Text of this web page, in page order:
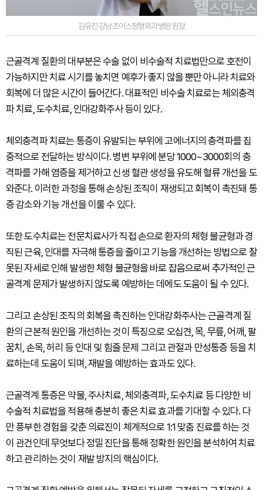
김유진 강남초이스정형외과병원 원장
근골격계 질환의 대부분은 수술 없이 비수술적 치료법만으로 호전이
가능하지만 치료 시기를 놓치면 예후가 좋지 않을 뿐만 아니라 치료와
회복에 더 많은 시간이 들어간다. 대표적인 비수술 치료로는 체외충격
파 치료, 도수치료, 인대강화주사 등이 있다.
체외충격파 치료는 통증이 유발되는 부위에 고에너지의 충격파를 집
중적으로 전달하는 방식이다. 병변 부위에 분당 1000~3000회의 충
격파를 가해 염증을 제거하고 신생 혈관 생성을 유도해 혈류 개선을 도
와준다. 이러한 과정을 통해 손상된 조직이 재생되고 회복이 촉진돼 통
증 감소와 기능 개선을 이룰 수 있다.
또한 도수치료는 전문치료사가 직접 손으로 환자의 체형 불균형과 경
직된 근육, 인대를 자극해 통증을 줄이고 기능을 개선하는 방법으로 잘
못된 자세로 인해 발생한 체형 불균형을 바로 잡음으로써 추가적인 근
골격계 문제가 발생하지 않도록 예방하는 데에도 도움이 될 수 있다.
그리고 손상된 조직의 회복을 촉진하는 인대강화주사는 근골격계 질
환의 근본적 원인을 개선하는 것이 특징으로 오십견, 목, 무릎, 어깨, 팔
꿈치, 손목, 허리 등 인대 및 힘줄 문제 그리고 관절과 만성통증 등을 치
료하는데 도움이 되며, 재발을 예방하는 효과도 있다.
근골격계 통증은 약물, 주사치료, 체외충격파, 도수치료 등 다양한 비
수술적 치료법을 적용해 충분히 좋은 치료 효과를 기대할 수 있다. 다
만 풍부한 경험을 갖춘 의료진이 체계적으로 1:1 맞춤 진료를 하는 것
이 관건인데 무엇보다 정밀 진단을 통해 정확한 원인을 분석하여 치료
하고 관리하는 것이 재발 방지의 핵심이다.